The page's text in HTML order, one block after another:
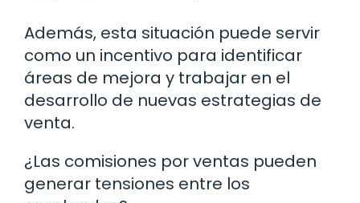
Además, esta situación puede servir
como un incentivo para identificar
áreas de mejora y trabajar en el
desarrollo de nuevas estrategias de
venta.
¿Las comisiones por ventas pueden
generar tensiones entre los